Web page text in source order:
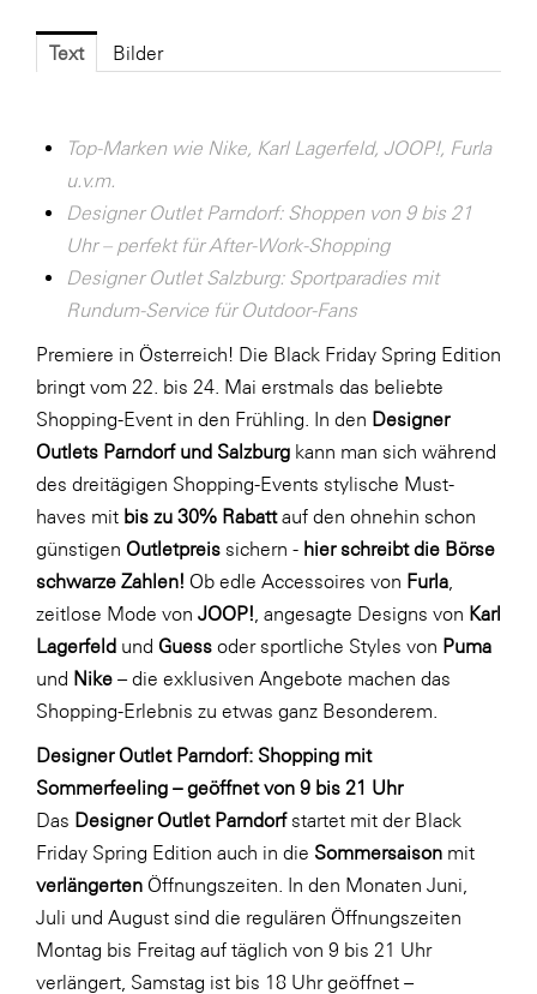
FRoSTA
GBV - Verband gemeinnütziger
Bauvereinigungen
Getzner Werkstoffe
Heimat Österreich
ikp
Johnson & Johnson
JELD-WEN DANA
kosaplaner
LAT Nitrogen
Libro
Lidl Österreich
Die Menü-Manufaktur
MTH Retail Group
OMV
OptimaMed
PAGRO
PHH Rechtsanwält:innen
Primark
Salesforce
Text Bilder
Top-Marken wie Nike, Karl Lagerfeld, JOOP!, Furla
u.v.m.
Designer Outlet Parndorf: Shoppen von 9 bis 21
Uhr – perfekt für After-Work-Shopping
Designer Outlet Salzburg: Sportparadies mit
Rundum-Service für Outdoor-Fans
Premiere in Österreich! Die Black Friday Spring Edition
bringt vom 22. bis 24. Mai erstmals das beliebte
Shopping-Event in den Frühling. In den Designer
Outlets Parndorf und Salzburg kann man sich während
des dreitägigen Shopping-Events stylische Must-
haves mit bis zu 30% Rabattauf den ohnehin schon
günstigen Outletpreis sichern - hier schreibt die Börse
schwarze Zahlen! Ob edle Accessoires von Furla
zeitlose Mode von JOOP! , angesagte Designs von Karl
Lagerfeld und Guess oder sportliche Styles von Puma
und Nike – die exklusiven Angebote machen das
Shopping-Erlebnis zu etwas ganz Besonderem.
Designer Outlet Parndorf: Shopping mit
Sommerfeeling – geöffnet von 9 bis 21 Uhr
Das Designer Outlet Parndorfstartet mit der Black
Friday Spring Edition auch in die Sommersaison mit
verlängerten Öffnungszeiten. In den Monaten Juni,
Juli und August sind die regulären Öffnungszeiten
Montag bis Freitag auf täglich von 9 bis 21 Uhr
verlängert, Samstag ist bis 18 Uhr geöffnet –